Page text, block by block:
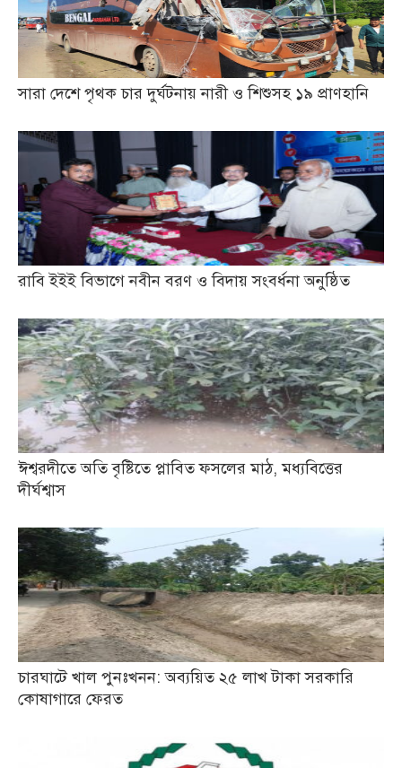
সারা দেশে পৃথক চার দুর্ঘটনায় নারী ও শিশুসহ ১৯ প্রাণহানি
রাবি ইইই বিভাগে নবীন বরণ ও বিদায় সংবর্ধনা অনুষ্ঠিত
ঈশ্বরদীতে অতি বৃষ্টিতে প্লাবিত ফসলের মাঠ, মধ্যবিত্তের
দীর্ঘশ্বাস
চারঘাটে খাল পুনঃখনন: অব্যয়িত ২৫ লাখ টাকা সরকারি
কোষাগারে ফেরত